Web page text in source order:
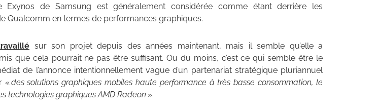
Exynos de Samsung est généralement considérée comme étant derrière les
Qualcomm en termes de performances graphiques.
sur son projet depuis des années maintenant, mais il semble qu’elle a
que cela pourrait ne pas être suffisant. Ou du moins, c’est ce qui semble être le
de l’annonce intentionnellement vague d’un partenariat stratégique pluriannuel
«des solutions graphiques mobiles haute performance à très basse consommation, le
technologies graphiques AMD Radeon ».